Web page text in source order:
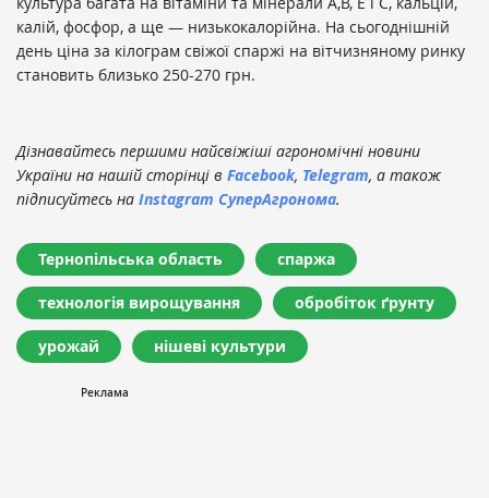
калій, фосфор, а ще — низькокалорійна. На сьогоднішній
день ціна за кілограм свіжої спаржі на вітчизняному ринку
становить близько 250-270 грн.
Дізнавайтесь першими найсвіжіші агрономічні новини
України на нашій сторінці в Facebook, Telegram, а також
підписуйтесь на Instagram СуперАгронома.
Тернопільська область спаржа
технологія вирощування обробіток ґрунту
урожай нішеві культури